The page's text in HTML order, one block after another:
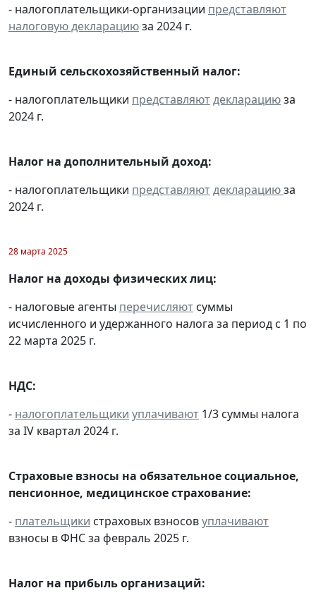
- налогоплательщики-организации представляют
налоговую декларациюза 2024 г.
Единый сельскохозяйственный налог:
- налогоплательщики представляютдекларациюза
2024 г.
Налог на дополнительный доход:
- налогоплательщики представляютдекларациюза
2024 г.
28 марта 2025
Налог на доходы физических лиц:
- налоговые агенты перечисляют суммы
исчисленного и удержанного налога за период с 1 по
22 марта 2025 г.
НДС:
- налогоплательщики уплачивают 1/3 суммы налога
за IV квартал 2024 г.
Страховые взносы на обязательное социальное,
пенсионное, медицинское страхование:
- плательщики страховых взносовуплачивают
взносы в ФНС за февраль 2025 г.
Налог на прибыль организаций: